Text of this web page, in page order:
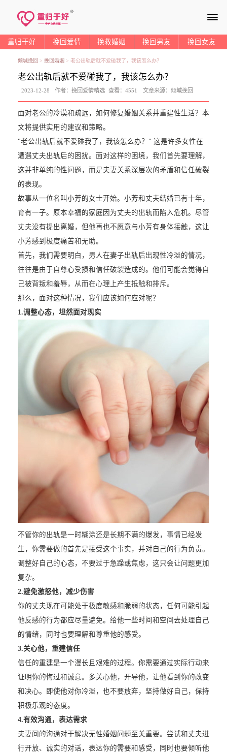
≡
重归于好 挽回爱情 挽救婚姻 挽回男友 挽回女友
倾城挽回 > 挽回婚姻 > 老公出轨后就不爱碰我了，我该怎么办？
老公出轨后就不爱碰我了，我该怎么办？
2023-12-28 作者：挽回爱情精选 查看：4551 文章来源： 倾城挽回
面对老公的冷漠和疏远，如何修复婚姻关系并重建性生活？本
文将提供实用的建议和策略。
"老公出轨后就不爱碰我了，我该怎么办？" 这是许多女性在
遭遇丈夫出轨后的困扰。面对这样的困境，我们首先要理解，
这并非单纯的性问题，而是夫妻关系深层次的矛盾和信任破裂
的表现。
故事从一位名叫小芳的女士开始。小芳和丈夫结婚已有十年，
育有一子。原本幸福的家庭因为丈夫的出轨而陷入危机。尽管
丈夫没有提出离婚，但他再也不愿意与小芳有身体接触，这让
小芳感到极度痛苦和无助。
首先，我们需要明白，男人在妻子出轨后出现性冷淡的情况，
往往是由于自尊心受损和信任破裂造成的。他们可能会觉得自
己被背叛和羞辱，从而在心理上产生抵触和排斥。
那么，面对这种情况，我们应该如何应对呢？
1.调整心态，坦然面对现实
不管你的出轨是一时糊涂还是长期不满的爆发，事情已经发
生，你需要做的首先是接受这个事实，并对自己的行为负责。
调整好自己的心态，不要过于急躁或焦虑，这只会让问题更加
复杂。
2.避免激怒他，减少伤害
你的丈夫现在可能处于极度敏感和脆弱的状态，任何可能引起
他反感的行为都应尽量避免。给他一些时间和空间去处理自己
的情绪，同时也要理解和尊重他的感受。
3.关心他，重建信任
信任的重建是一个漫长且艰难的过程。你需要通过实际行动来
证明你的悔过和诚意。多关心他，开导他，让他看到你的改变
和决心。即使他对你冷淡，也不要放弃，坚持做好自己，保持
积极乐观的态度。
4.有效沟通，表达需求
夫妻间的沟通对于解决无性婚姻问题至关重要。尝试和丈夫进
行开放、诚实的对话，表达你的需要和感受，同时也要倾听他